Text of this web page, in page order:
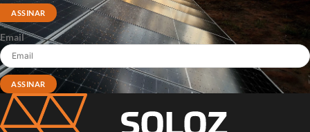
ASSINAR
Email
ASSINAR